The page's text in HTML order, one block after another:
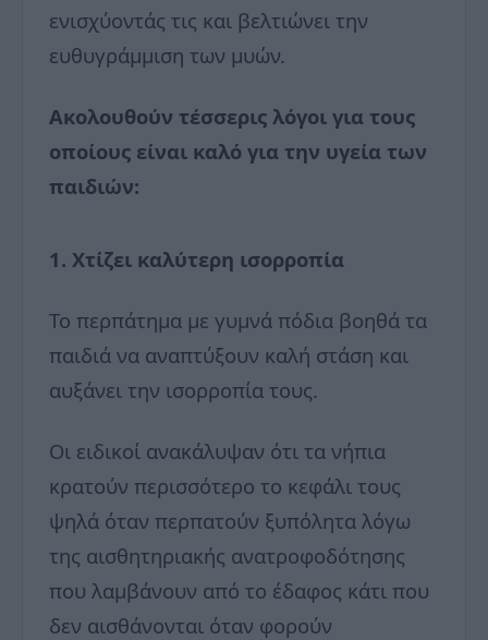
ενισχύοντάς τις και βελτιώνει την
ευθυγράμμιση των μυών.
Ακολουθούν τέσσερις λόγοι για τους
οποίους είναι καλό για την υγεία των
παιδιών:
1. Χτίζει καλύτερη ισορροπία
Το περπάτημα με γυμνά πόδια βοηθά τα
παιδιά να αναπτύξουν καλή στάση και
αυξάνει την ισορροπία τους.
Οι ειδικοί ανακάλυψαν ότι τα νήπια
κρατούν περισσότερο το κεφάλι τους
ψηλά όταν περπατούν ξυπόλητα λόγω
της αισθητηριακής ανατροφοδότησης
που λαμβάνουν από το έδαφος κάτι που
δεν αισθάνονται όταν φορούν